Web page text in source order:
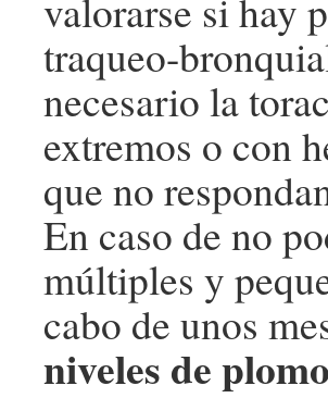
valorarse si hay
traqueo-
necesario la
extremos o con
que no
En caso de no
múltiples y
cabo de unos
niveles de